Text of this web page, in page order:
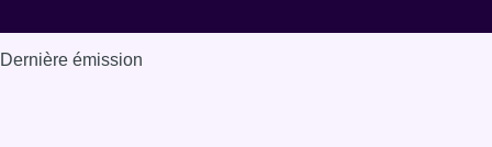
Dernière émission